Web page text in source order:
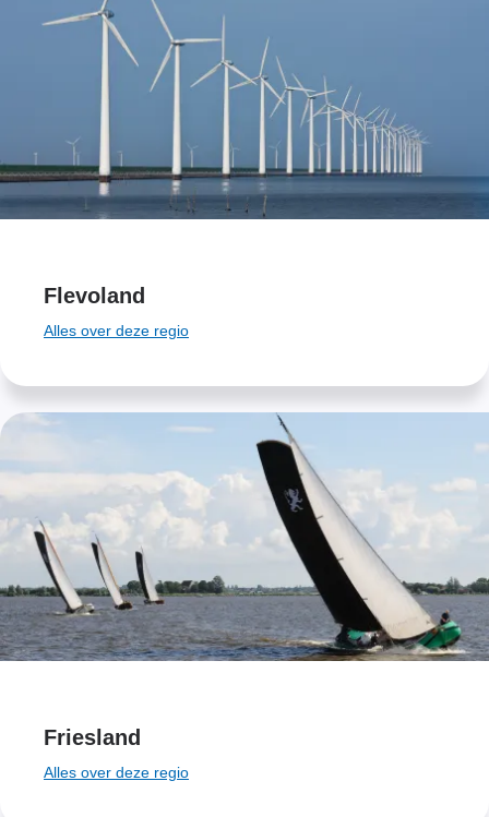
Flevoland
Alles over deze regio
Friesland
Alles over deze regio